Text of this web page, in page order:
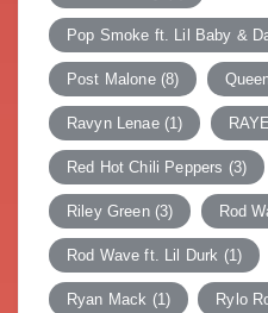
Pop Smoke ft. Lil Baby &
Post Malone(8)
Ravyn Lenae(1) RAYE
Red Hot Chili Peppers (3)
Riley Green(3) Rod
Rod Wave ft. Lil Durk (1)
Ryan Mack (1) Rylo